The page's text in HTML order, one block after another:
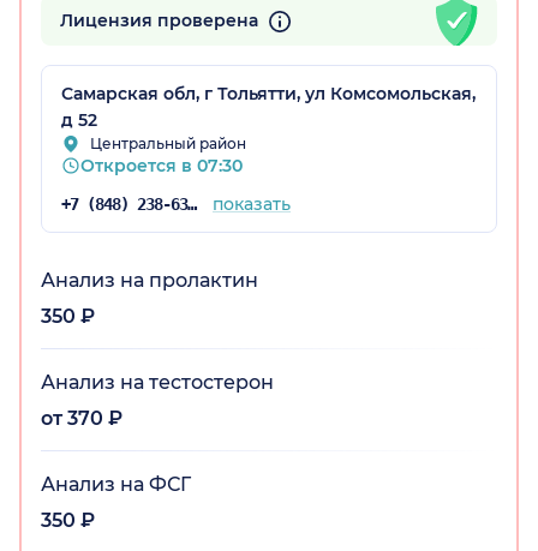
Лицензия проверена
Самарская обл, г Тольятти, ул Комсомольская,
д 52
Центральный район
Откроется в 07:30
+7 (848) 238-63-61 показать
Анализ на пролактин
350 ₽
Анализ на тестостерон
от 370 ₽
Анализ на ФСГ
350 ₽